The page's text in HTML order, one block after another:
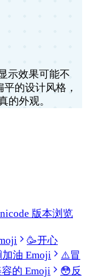
示效果可能不
的设计风格，
的外观。
版本浏览
🥳开心
加油 Emoji ⚠️冒
的 Emoji 😳反